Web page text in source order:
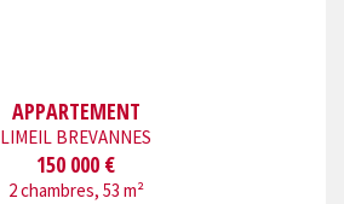
APPARTEMENT
LIMEIL BREVANNES
150 000 €
2 chambres, 53 m²